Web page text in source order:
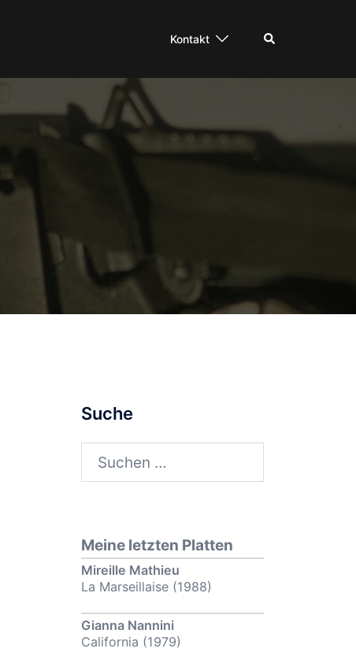
Kontakt Suche
Suche
Suchen
nach:
Meine letzten Platten
Mireille Mathieu
La Marseillaise (1988)
Gianna Nannini
California (1979)